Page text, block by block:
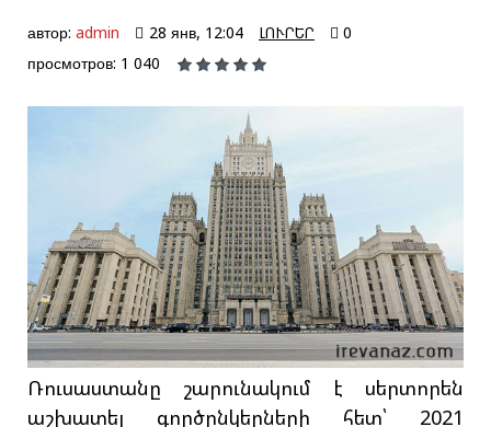
автор: admin 28 янв, 12:04 ԼՈՒՐԵՐ
0
просмотров: 1 040
Ռուսաստանը շարունակում է սերտորեն
աշխատել գործընկերների հետ՝ 2021